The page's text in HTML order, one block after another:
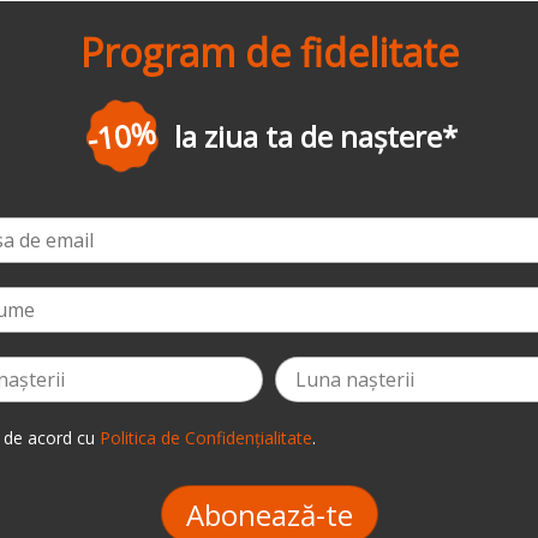
Program de fidelitate
-3% la prima comandă
acord cu Politica de Confidențialitate.
Abonează-te